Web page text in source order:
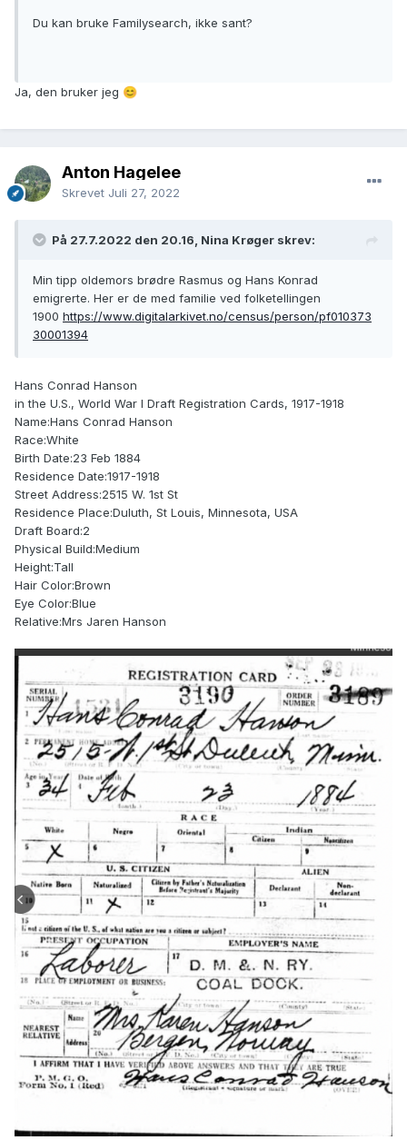
Du kan bruke Familysearch, ikke sant?
Ja, den bruker jeg 😊
Anton Hagelee
Skrevet Juli 27, 2022
På 27.7.2022 den 20.16, Nina Krøger skrev:
Min tipp oldemors brødre Rasmus og Hans Konrad
emigrerte. Her er de med familie ved folketellingen
1900 https://www.digitalarkivet.no/census/person/pf010373
30001394
Hans Conrad Hanson
in the U.S., World War I Draft Registration Cards, 1917-1918
Name:Hans Conrad Hanson
Race:White
Birth Date:23 Feb 1884
Residence Date:1917-1918
Street Address:2515 W. 1st St
Residence Place:Duluth, St Louis, Minnesota, USA
Draft Board:2
Physical Build:Medium
Height:Tall
Hair Color:Brown
Eye Color:Blue
Relative:Mrs Jaren Hanson